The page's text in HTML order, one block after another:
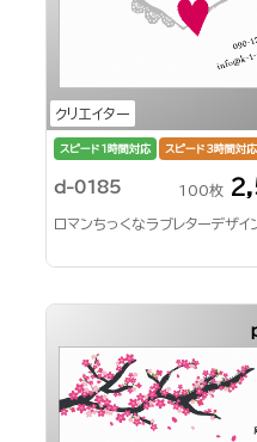
クリエイター
スピード1時間対応 スピード3時間対応
d-0185 100枚
ロマンちっくなラブレターデザイ